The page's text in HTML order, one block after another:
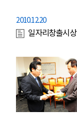
2010.12.20
일자리창출시상